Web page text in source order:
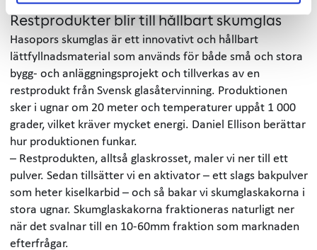
Daniel Ellison.
Restprodukter blir till hållbart skumglas
Hasopors skumglas är ett innovativt och hållbart
lättfyllnadsmaterial som används för både små och stora
bygg- och anläggningsprojekt och tillverkas av en
restprodukt från Svensk glasåtervinning. Produktionen
sker i ugnar om 20 meter och temperaturer uppåt 1 000
grader, vilket kräver mycket energi. Daniel Ellison berättar
hur produktionen funkar.
– Restprodukten, alltså glaskrosset, maler vi ner till ett
pulver. Sedan tillsätter vi en aktivator – ett slags bakpulver
som heter kiselkarbid – och så bakar vi skumglaskakorna i
stora ugnar. Skumglaskakorna fraktioneras naturligt ner
när det svalnar till en 10-60mm fraktion som marknaden
efterfrågar.